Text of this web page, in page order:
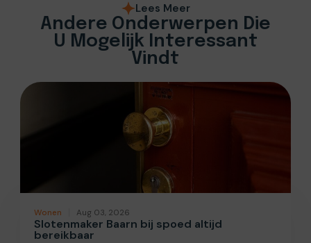
Lees Meer
Andere Onderwerpen Die
U Mogelijk Interessant
Vindt
Wonen Aug 03, 2026
Slotenmaker Baarn bij spoed altijd
bereikbaar